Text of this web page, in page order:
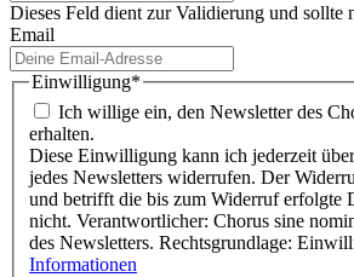
Dieses Feld dient zur Validierung und sollte
Email
Einwilligung*
Ich willige ein, den Newsletter des
erhalten.
Diese Einwilligung kann ich jederzeit
jedes Newsletters widerrufen. Der
und betrifft die bis zum Widerruf erfolgte
nicht. Verantwortlicher: Chorus sine nomine. Zweck: Versand
des Newsletters. Rechtsgrundlage:
Informationen